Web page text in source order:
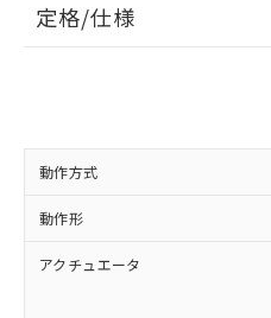
定格/仕様
動作方式
動作形
アクチュエータ